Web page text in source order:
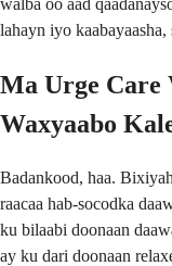
walba oo aad
lahayn iyo
Ma Urge Care
Waxyaabo
Badankood, haa.
raacaa hab-socodka
ku bilaabi doonaan
ay ku dari doonaan